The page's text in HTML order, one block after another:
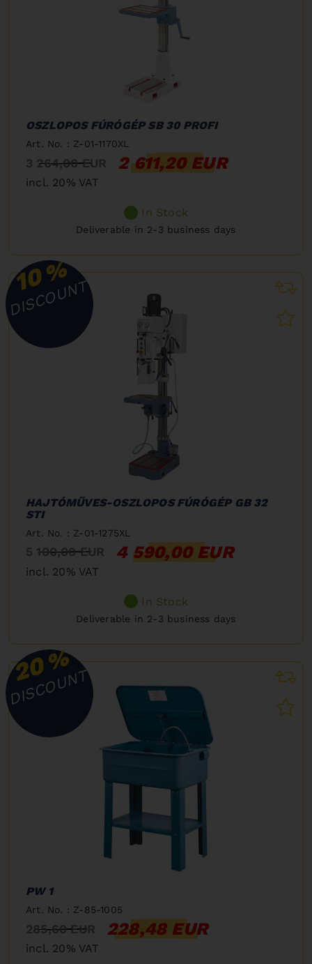
OSZLOPOS FÚRÓGÉP SB 30 PROFI
Art. No. : Z-01-1170XL
3 264,00 EUR 2 611,20 EUR
incl. 20% VAT
In Stock
Deliverable in 2-3 business days
10%
DISCOUNT
HAJTÓMŰVES-OSZLOPOS FÚRÓGÉP GB 32
STI
Art. No. : Z-01-1275XL
5 100,00 EUR 4 590,00 EUR
incl. 20% VAT
In Stock
Deliverable in 2-3 business days
20%
DISCOUNT
PW 1
Art. No. : Z-85-1005
285,60 EUR 228,48 EUR
incl. 20% VAT